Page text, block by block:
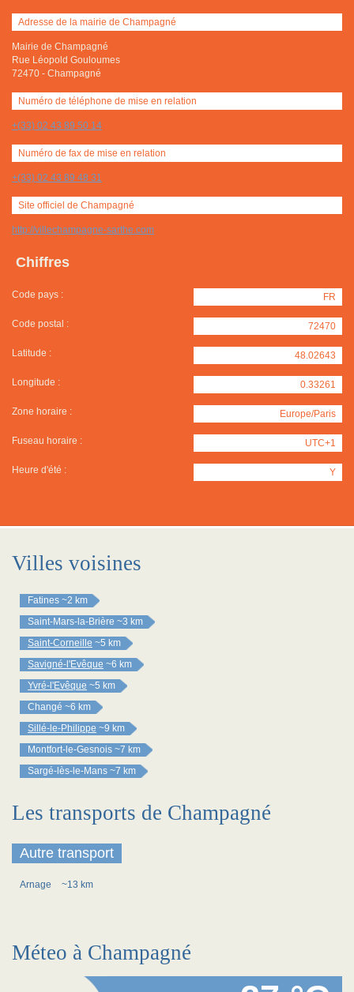
Adresse de la mairie de Champagné
Mairie de Champagné
Rue Léopold Gouloumes
72470 - Champagné
Numéro de téléphone de mise en relation
+(33) 02 43 89 50 14
Numéro de fax de mise en relation
+(33) 02 43 89 48 31
Site officiel de Champagné
http://villechampagne-sarthe.com
Chiffres
Code pays : FR
Code postal : 72470
Latitude : 48.02643
Longitude : 0.33261
Zone horaire : Europe/Paris
Fuseau horaire : UTC+1
Heure d'été : Y
Villes voisines
Fatines ~2 km
Saint-Mars-la-Brière ~3 km
Saint-Corneille ~5 km
Savigné-l'Evêque ~6 km
Yvré-l'Evêque ~5 km
Changé ~6 km
Sillé-le-Philippe ~9 km
Montfort-le-Gesnois ~7 km
Sargé-lès-le-Mans ~7 km
Les transports de Champagné
Autre transport
Arnage ~13 km
Méteo à Champagné